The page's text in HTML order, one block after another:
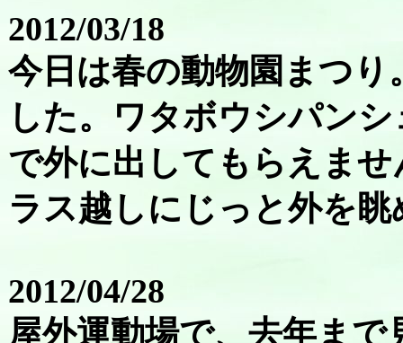
2012/03/18
今日は春の動物園まつ
した。ワタボウシパン
で外に出してもらえま
ラス越しにじっと外を
2012/04/28
屋外運動場で、去年ま